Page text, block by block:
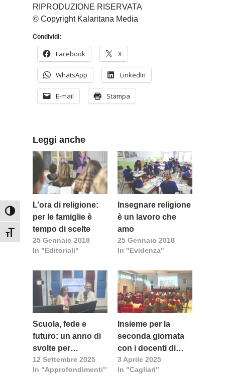
Attiva/disattiva alto contrasto
Attiva/disattiva dimensione testo
RIPRODUZIONE RISERVATA
© Copyright Kalaritana Media
Condividi:
Facebook X
WhatsApp LinkedIn
E-mail Stampa
Leggi anche
L’ora di religione:
per le famiglie è
tempo di scelte
25 Gennaio 2018
In "Editoriali"
Insegnare religione
è un lavoro che
amo
25 Gennaio 2018
In "Evidenza"
Scuola, fede e
futuro: un anno di
svolte per
l’educazione
cattolica
12 Settembre 2025
In "Approfondimenti"
Insieme per la
seconda giornata
con i docenti di
religione: al centro
tutela di minori e
3 Aprile 2025
In "Cagliari"